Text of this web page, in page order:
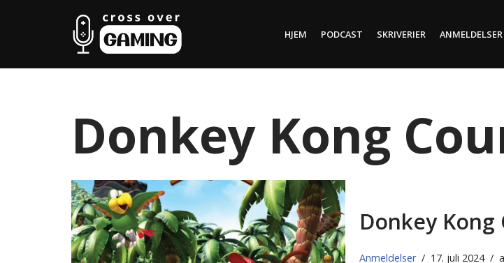
HJEM PODCAST SKRIVERIER ANMELDELSER
Donkey Kong
Donkey
Anmeldelser 17. juli 2024